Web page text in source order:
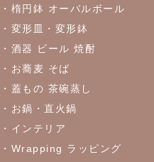
2023/4/27
≪おすすめ≫ちょこっとがうれ
ーズ
2023/4/21
≪窯出し再入荷しました！≫ど
・楕円鉢 オーバルボール
・変形皿・変形鉢
・酒器 ビール 焼酎
・お蕎麦 そば
・蓋もの 茶碗蒸し
・お鍋・直火鍋
・インテリア
・Wrapping ラッピング